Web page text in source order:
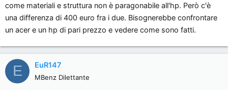
come materiali e struttura non è paragonabile all'hp. Però c'è
una differenza di 400 euro fra i due. Bisognerebbe confrontare
un acer e un hp di pari prezzo e vedere come sono fatti.
E EuR147
MBenz Dilettante